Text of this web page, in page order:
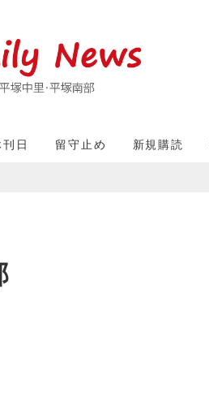
日 留守止め 新規購読